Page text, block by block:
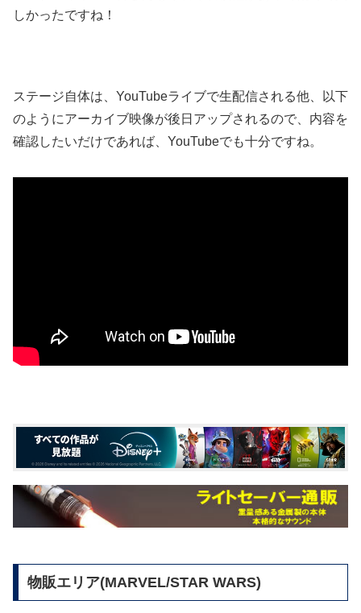
しかったですね！
ステージ自体は、YouTubeライブで生配信される他、以下
のようにアーカイブ映像が後日アップされるので、内容を
確認したいだけであれば、YouTubeでも十分ですね。
物販エリア(MARVEL/STAR WARS)